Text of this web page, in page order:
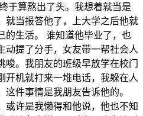
于算熬出了头。我想着就当是
就当报答他了，上大学之后他就
的生活。 谁知道他毕业了，也
动提了分手，女友带一帮社会人
唆。我朋友的班级早放学在校门
开机就打来一堆电话，我躲在人
件事情是我朋友告诉他的。
或许是我懒得和他说，他也不知